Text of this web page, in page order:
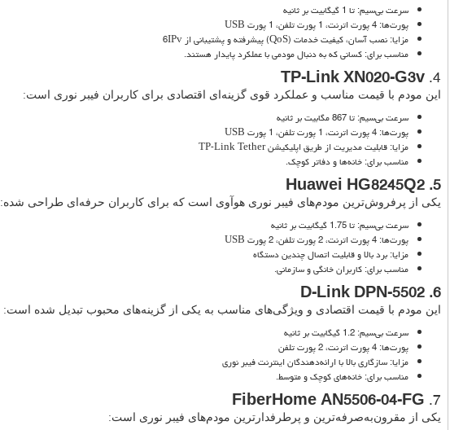
سرعت بی‌سیم: تا 1 گیگابیت بر ثانیه
پورت‌ها: 4 پورت اترنت، 1 پورت تلفن، 1 پورت
USB
مزایا: نصب آسان، کیفیت خدمات (QoS) پیشرفته و پشتیبانی از IPv
6
مناسب برای: کسانی که به دنبال مودمی با عملکرد پایدار هستند.
4.
TP-Link XN020-G3v
این مودم با قیمت مناسب و عملکرد قوی گزینه‌ای اقتصادی برای کاربران فیبر نوری است:
سرعت بی‌سیم: تا 867 مگابیت بر ثانیه
پورت‌ها: 4 پورت اترنت، 1 پورت تلفن، 1 پورت
USB
مزایا: قابلیت مدیریت از طریق اپلیکیشنTP-Link Tether
مناسب برای: خانه‌ها و دفاتر کوچک.
5.
Huawei HG8245Q2
یکی از پرفروش‌ترین مودم‌های فیبر نوری هوآوی است که برای کاربران حرفه‌ای طراحی شده:
سرعت بی‌سیم: تا 1.75 گیگابیت بر ثانیه
پورت‌ها: 4 پورت اترنت، 2 پورت تلفن، 2 پورت
USB
مزایا: برد بالا و قابلیت اتصال چندین دستگاه
مناسب برای: کاربران خانگی و سازمانی.
6.
D-Link DPN-5502
این مودم با قیمت اقتصادی و ویژگی‌های مناسب به یکی از گزینه‌های محبوب تبدیل شده است:
سرعت بی‌سیم: 1.2 گیگابیت بر ثانیه
پورت‌ها: 4 پورت اترنت، 2 پورت تلفن
مزایا: سازگاری بالا با ارائه‌دهندگان اینترنت فیبر نوری
مناسب برای: خانه‌های کوچک و متوسط.
7.
FiberHome AN5506-04-FG
یکی از مقرون‌به‌صرفه‌ترین و پرطرفدارترین مودم‌های فیبر نوری است: